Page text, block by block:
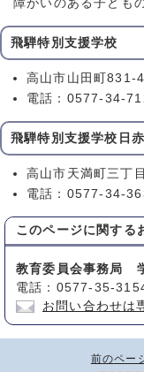
障がいのある子ども
飛騨特別支援学校
高山市山田町831-
電話：0577-34-
飛騨特別支援学校日
高山市天満町三丁
電話：0577-34-
このページに関する
教育委員会事務局
電話：0577-35-
お問い合わせは
前のペー